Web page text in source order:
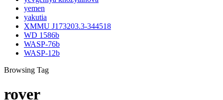
yemen
yakutia
XMMU J173203.3-344518
WD 1586b
WASP-76b
WASP-12b
Browsing Tag
rover